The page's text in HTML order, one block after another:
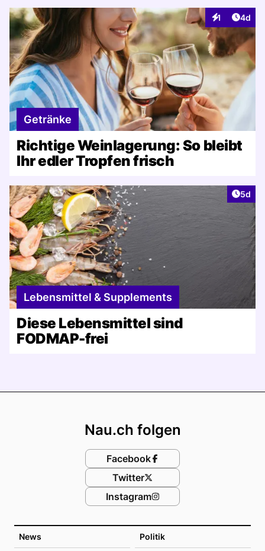
1
Interaktionen
4d
Getränke
Richtige Weinlagerung: So bleibt
Ihr edler Tropfen frisch
5d
Lebensmittel & Supplements
Diese Lebensmittel sind
FODMAP-frei
News Politik
Nau.ch folgen
Facebook
Twitter
Instagram